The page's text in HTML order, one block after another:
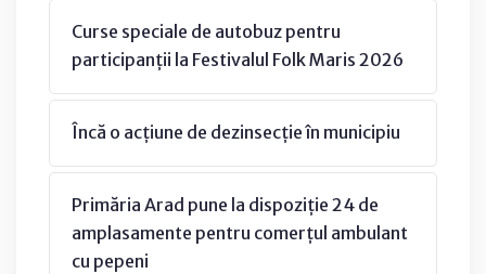
Curse speciale de autobuz pentru
participanții la Festivalul Folk Maris 2026
Încă o acțiune de dezinsecție în municipiu
Primăria Arad pune la dispoziție 24 de
amplasamente pentru comerțul ambulant
cu pepeni